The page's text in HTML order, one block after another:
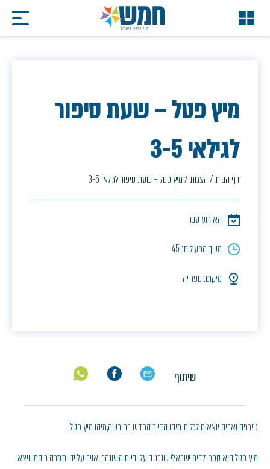
מיץ פטל – שעת סיפור
לגילאי 3-5
דף הבית/הצגות/מיץ פטל – שעת סיפור לגילאי 3-5
האירוע עבר
משך הפעילות: 45
מיקום: ספרייה
שיתוף
ג'ירפה ואריה יוצאים לגלות מיהו הדייר החדש בחורשה,מיהו מיץ פטל…
מיץ פטל הוא ספר ילדים ישראלי שנכתב על ידי חיה שנהב, אויר על ידי תמרה ריקמן, ויצא